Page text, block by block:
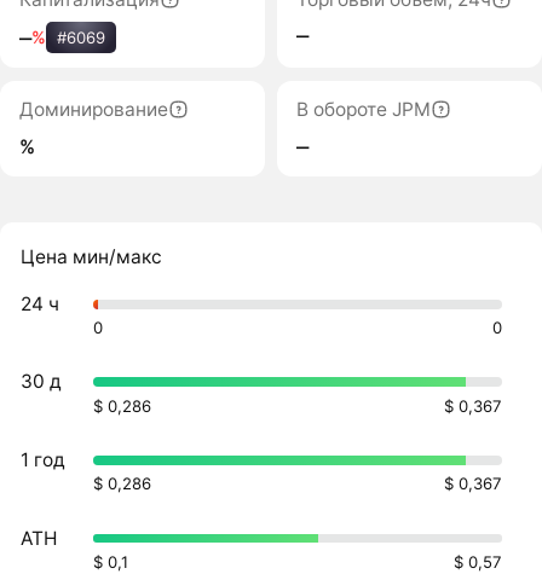
‒% #6069
‒
Доминирование
%
В обороте JPM
‒
Цена мин/макс
24 ч
0 0
30 д
$ 0,286 $ 0,367
1 год
$ 0,286 $ 0,367
ATH
$ 0,1
$ 0,57